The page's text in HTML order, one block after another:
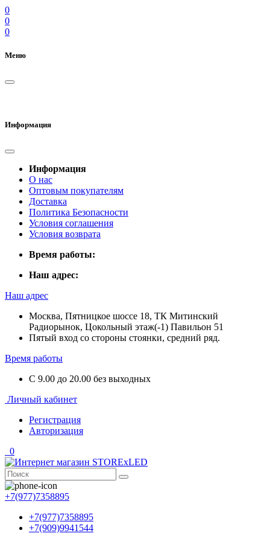
0
0
0
Меню
Информация
Информация
О нас
Оптовым покупателям
Доставка
Политика Безопасности
Условия соглашения
Условия возврата
Время работы:
Наш адрес:
Наш адрес
Москва, Пятницкое шоссе 18, ТК Митинский
Радиорынок, Цокольный этаж(-1) Павильон 51
Пятый вход со стороны стоянки, средний ряд.
Время работы
С 9.00 до 20.00 без выходных
Личный кабинет
Регистрация
Авторизация
0
+7(977)7358895
+7(977)7358895
+7(909)9941544